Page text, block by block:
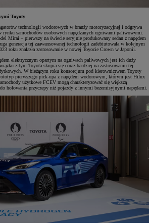
Toyoty
technologii wodorowych w branży motoryzacyjnej i odgrywa
samochodów osobowych napędzanych ogniwami paliwowymi.
Mirai – pierwszy na świecie seryjnie produkowany sedan z napędem
generacja tej zaawansowanej technologii zadebiutowała w kolejnym
roku znalazła zastosowanie w nowej Toyocie Crown w Japonii.
elektrycznym opartym na ogniwach paliwowych jest ich duży
z tym Toyota skupia się coraz bardziej na zastosowaniu tej
W bieżącym roku konsorcjum pod kierownictwem Toyoty
pierwszego pick-upa z napędem wodorowym, którym jest Hilux
użytkowe FCEV mogą charakteryzować się większą
holowania przyczepy niż pojazdy z innymi bezemisyjnymi napędami.